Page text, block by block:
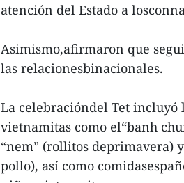
atención del Estado a
Asimismo,afirmaron que
las relacionesbinacionales.
La celebracióndel Tet incluyó
vietnamitas como el“banh
“nem” (rollitos deprimavera)
pollo), así como